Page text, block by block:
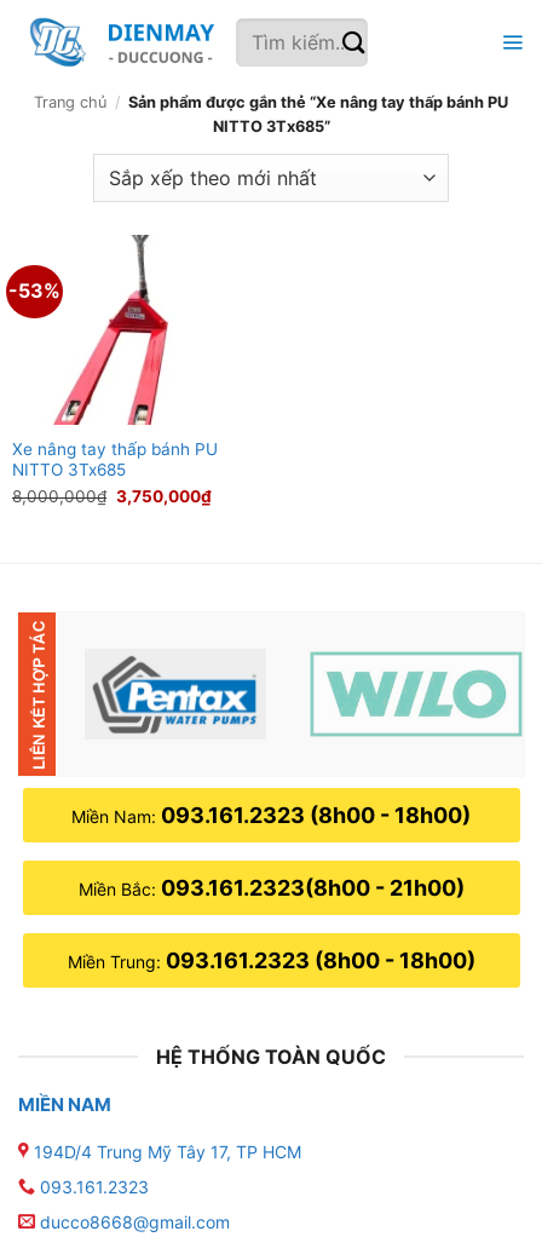
qua
dung
Tìm
kiếm:
Trang chủ / Sản phẩm được gắn thẻ “Xe nâng tay thấp bánh PU
NITTO 3Tx685”
-53%
Xe nâng tay thấp bánh PU
NITTO 3Tx685
8,000,000₫ Giá
gốc
3,750,000₫Giá
Miền Nam: 093.161.2323 (8h00 - 18h00)
Miền Bắc: 093.161.2323(8h00 - 21h00)
Miền Trung: 093.161.2323 (8h00 - 18h00)
HỆ THỐNG TOÀN QUỐC
MIỀN NAM
194D/4 Trung Mỹ Tây 17, TP HCM
093.161.2323
ducco8668@gmail.com